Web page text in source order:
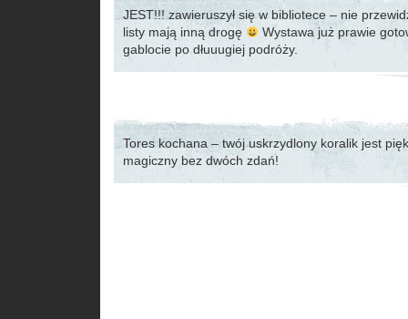
JEST!!! zawieruszył się w bibliotece – nie
listy mają inną drogę
Wystawa już prawie
gablocie po dłuuugiej podróży.
Tores kochana – twój uskrzydlony koralik jest
magiczny bez dwóch zdań!